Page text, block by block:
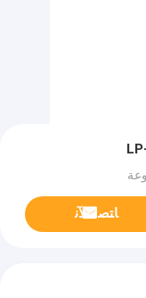
ﺎﺘﺼﻟ ﺍﻶﻧ